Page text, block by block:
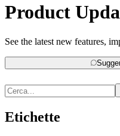
Product
See the latest new features,
Etichette